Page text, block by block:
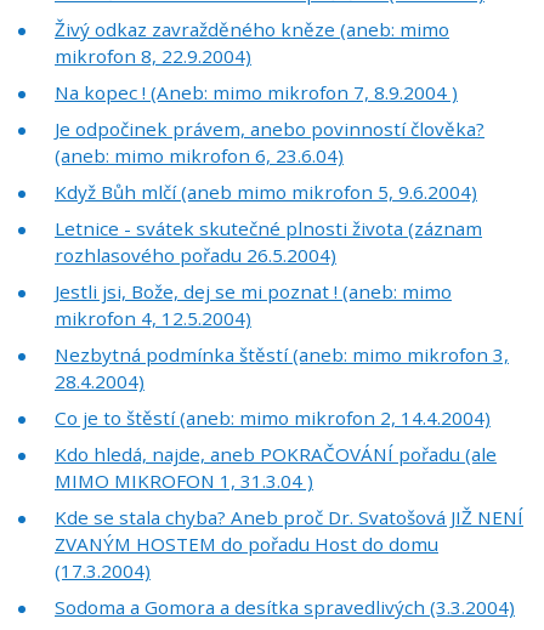
Živý odkaz zavražděného kněze (aneb: mimo
mikrofon 8, 22.9.2004)
Na kopec ! (Aneb: mimo mikrofon 7, 8.9.2004 )
Je odpočinek právem, anebo povinností člověka?
(aneb: mimo mikrofon 6, 23.6.04)
Když Bůh mlčí (aneb mimo mikrofon 5, 9.6.2004)
Letnice - svátek skutečné plnosti života (záznam
rozhlasového pořadu 26.5.2004)
Jestli jsi, Bože, dej se mi poznat ! (aneb: mimo
mikrofon 4, 12.5.2004)
Nezbytná podmínka štěstí (aneb: mimo mikrofon 3,
28.4.2004)
Co je to štěstí (aneb: mimo mikrofon 2, 14.4.2004)
Kdo hledá, najde, aneb POKRAČOVÁNÍ pořadu (ale
MIMO MIKROFON 1, 31.3.04 )
Kde se stala chyba? Aneb proč Dr. Svatošová JIŽ NENÍ
ZVANÝM HOSTEM do pořadu Host do domu
(17.3.2004)
Sodoma a Gomora a desítka spravedlivých (3.3.2004)